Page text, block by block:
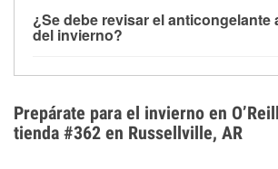
alrededor de 1 PSI por cada 10 °F que
temperatura. Puedes obtener más
¿Se debe revisar el anticongelante
del invierno?
el sobrecalentamiento en
extremo. Aprende cómo comprobar
anticongelante en nuestra sección
Prepárate para el invierno en
tienda #362 en Russellville, AR